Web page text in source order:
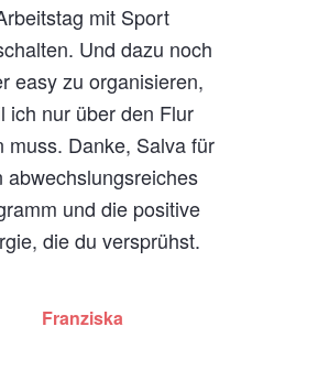
mit Sport
Und dazu noch
easy zu organisieren,
ich nur über den Flur
muss. Danke, Salva für
abwechslungsreiches
und die positive
die du versprühst.
Franziska